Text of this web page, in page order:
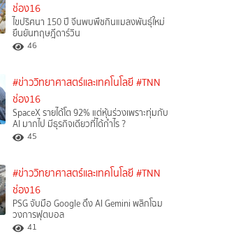
ช่อง16
ไขปริศนา 150 ปี จีนพบพืชกินแมลงพันธุ์ใหม่
ยืนยันทฤษฎีดาร์วิน
46
#ข่าววิทยาศาสตร์และเทคโนโลยี #TNN
ช่อง16
SpaceX รายได้โต 92% แต่หุ้นร่วงเพราะทุ่มกับ
AI มากไป มีธุรกิจเดียวที่ได้กำไร ?
45
#ข่าววิทยาศาสตร์และเทคโนโลยี #TNN
ช่อง16
PSG จับมือ Google ดึง AI Gemini พลิกโฉม
วงการฟุตบอล
41